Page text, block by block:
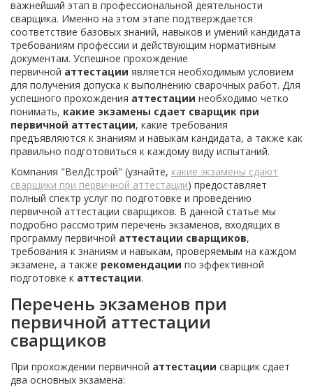
важнейший этап в профессиональной деятельности
сварщика. Именно на этом этапе подтверждается
соответствие базовых знаний, навыков и умений кандидата
требованиям профессии и действующим нормативным
документам. Успешное прохождение
первичной аттестации является необходимым условием
для получения допуска к выполнению сварочных работ. Для
успешного прохождения аттестации необходимо четко
понимать, какие экзамены сдает сварщик при
первичной аттестации, какие требования
предъявляются к знаниям и навыкам кандидата, а также как
правильно подготовиться к каждому виду испытаний.
Компания "ВелДстрой" (узнайте, какие экзамены сдают
сварщики при первичной аттестации) предоставляет
полный спектр услуг по подготовке и проведению
первичной аттестации сварщиков. В данной статье мы
подробно рассмотрим перечень экзаменов, входящих в
программу первичной аттестации сварщиков,
требования к знаниям и навыкам, проверяемым на каждом
экзамене, а также рекомендации по эффективной
подготовке к аттестации.
Перечень экзаменов при
первичной аттестации
сварщиков
При прохождении первичной аттестации сварщик сдает
два основных экзамена: